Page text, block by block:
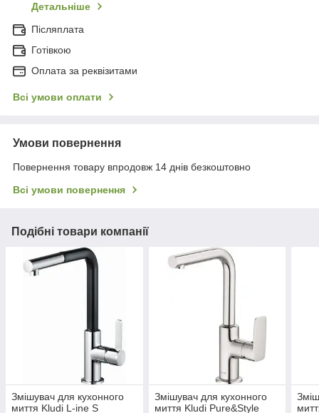
Детальніше
Післяплата
Готівкою
Оплата за реквізитами
Всі умови оплати
Умови повернення
Повернення товару впродовж 14 днів безкоштовно
Всі умови повернення
Подібні товари компанії
Змішувач для кухонного
миття Kludi L-ine S
Змішувач для кухонного
миття Kludi Pure&Style